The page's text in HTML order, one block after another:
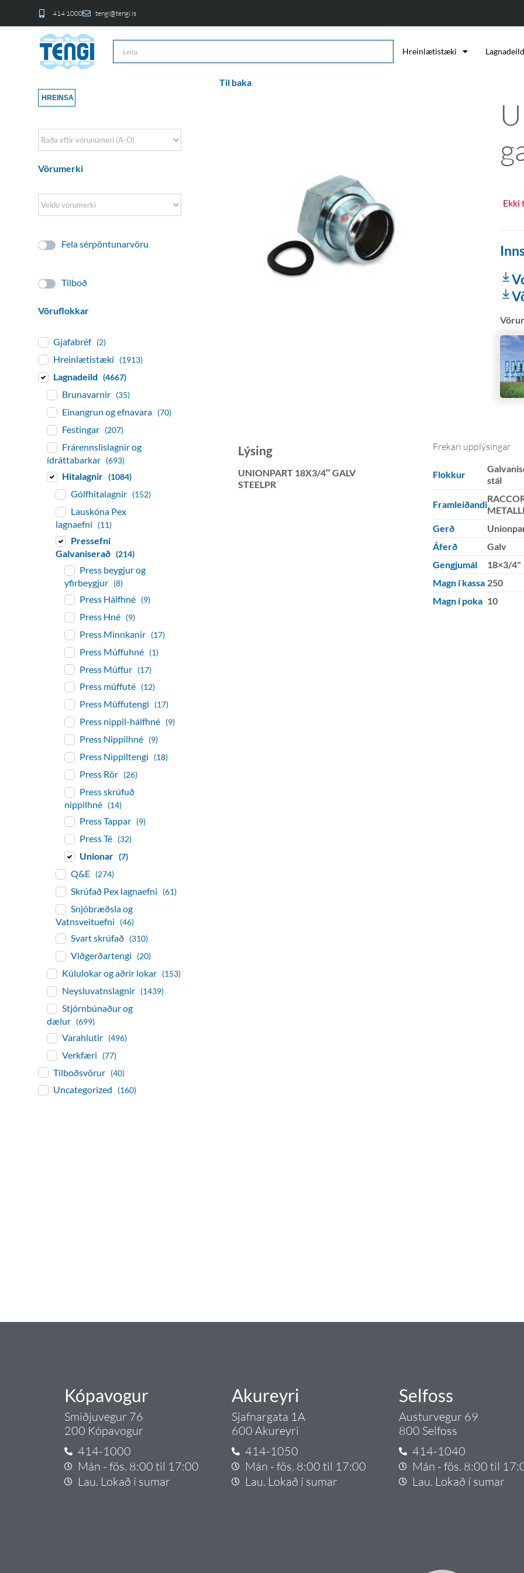
414 1000 tengi@tengi.is
Hreinlætistæki Lagnadeild
Til baka
Ekki
Lýsing
UNIONPART 18X3/4″ GALV
STEELPR
Frekari upplýsingar
Flokkur
stál
Framleiðandi
Gerð
Áferð
Galv
Gengjumál
18×3/4"
Magn í kassa 250
Magn í poka 10
HREINSA
Sort Products
Vörumerki
Fela sérpöntunarvöru
Tilboð
Vöruflokkar
Gjafabréf (2)
Hreinlætistæki (1913)
Lagnadeild (4667)
Brunavarnir (35)
Einangrun og efnavara (70)
Festingar (207)
Frárennslislagnir og
ídráttabarkar (693)
Hitalagnir (1084)
Gólfhitalagnir (152)
Lauskóna Pex
lagnaefni
(11)
Pressefni
Galvaniserað (214)
Press beygjur og
yfirbeygjur (8)
Press Hálfhné (9)
Press Hné (9)
Press Minnkanir (17)
Press Múffuhné (1)
Press Múffur (17)
Press múffuté (12)
Press Múffutengi (17)
Press nippil-hálfhné (9)
Press Nippilhné (9)
Press Nippiltengi (18)
Press Rör (26)
Press skrúfuð
nippilhné (14)
Press Tappar (9)
Press Té (32)
Unionar (7)
Q&E (274)
Skrúfað Pex lagnaefni (61)
Snjóbræðsla og
Vatnsveituefni
(46)
Svart skrúfað (310)
Viðgerðartengi (20)
Kúlulokar og aðrir lokar (153)
Neysluvatnslagnir (1439)
Stjórnbúnaður og
dælur (699)
Varahlutir (496)
Verkfæri (77)
Tilboðsvörur (40)
Uncategorized (160)
Kópavogur
Smiðjuvegur 76
200 Kópavogur
414-1000
Mán - fös. 8:00 til 17:00
Lau. Lokað í sumar
Akureyri
Sjafnargata 1A
600 Akureyri
414-1050
Mán - fös. 8:00 til 17:00
Lau. Lokað í sumar
Selfoss
Austurvegur 69
800 Selfoss
414-1040
Mán - fös. 8:00 til
Lau. Lokað í sumar